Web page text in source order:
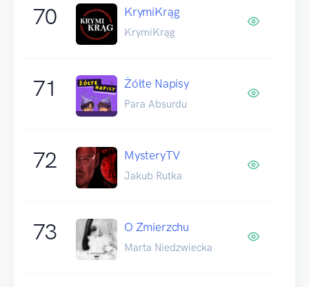
70 KrymiKrąg
KrymiKrąg
71 Żółte Napisy
Para Absurdu
72 MysteryTV
Jakub Rutka
73 O Zmierzchu
Marta Niedzwiecka